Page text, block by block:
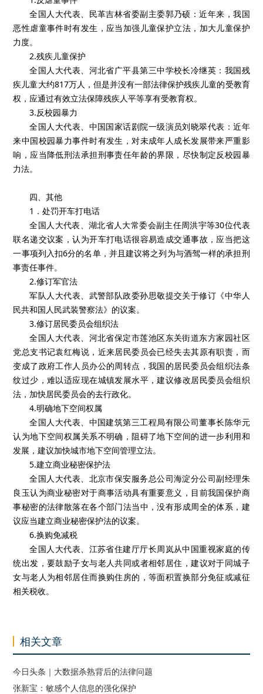
全国人大代表、民革吉林省委副主委郭乃硕：近年来，我国
恶性虐童事件时有发生，应当加强儿童保护立法，加大儿童保护
力度。
2.残疾儿童保护
全国人大代表、河北省广平县第三中学校长冷继英：我国残
疾儿童大约817万人，但是并没有一部法律保护残疾儿童的受教育
权，应通过有效立法保障残疾人平等享有受教育权。
3.反校园暴力
全国人大代表、中国国家话剧院一级演员刘晓翠代表：近年
来中国校园暴力事件时有发生，对未成年人成长发展带来严重影
响，应当降低刑法承担刑事责任年龄的界限，尽快制定反校园暴
力法。
四、其他
1．处罚开车打电话
全国人大代表、湖北省人大常委会副主任周洪宇等30位代表
联名递交议案，认为开车打电话很容易造成交通事故，应当把这
一事项列入扣6分的名单，并且建议将之列为与酒驾一样的承担刑
事责任事件。
2.修订军官法
军队人大代表、武警部队政委孙思敬提交关于修订《中华人
民共和国人民武装警察法》的议案。
3.修订居民委员会组织法
全国人大代表、河北省保定市莲池区东关街道东方家园社区
党总支书记袁红梅说，近来居民委员会已经失去其原有职责，而
变成了政府工作人员办公的周转点，我国的居民委员会组织法条
纹过少，难以适应现在城镇发展水平，建议修改居民委员会组织
法，加快居民委员会的去行政化。
4.明确地下空间权属
全国人大代表、中国建筑第三工程局有限公司董事长陈华元
认为地下空间权属关系不明确，阻碍了地下空间的进一步利用和
发展，建议加快城市地下空间管理立法。
5.建立商业秘密保护法
全国人大代表、北京市保安服务总公司海淀分公司副经理朱
良玉认为商业秘密对于商事活动具有重要意义，目前我国保护商
事秘密的法律散落在各个部门法当中，没有形成周全的体系，建
议应当建立商业秘密保护法的议案。
6.换购免减税
全国人大代表、江苏省住建厅厅长周岚从中国重视家庭的传
统出发，要鼓励子女与老人共同或者相邻居住，建议对于同城子
女与老人为相邻居住而换购住房的，等面积置换部分免征或减征
相关税收。
相关文章
今日头条｜大数据杀熟背后的法律问题
张新宝：敏感个人信息的强化保护